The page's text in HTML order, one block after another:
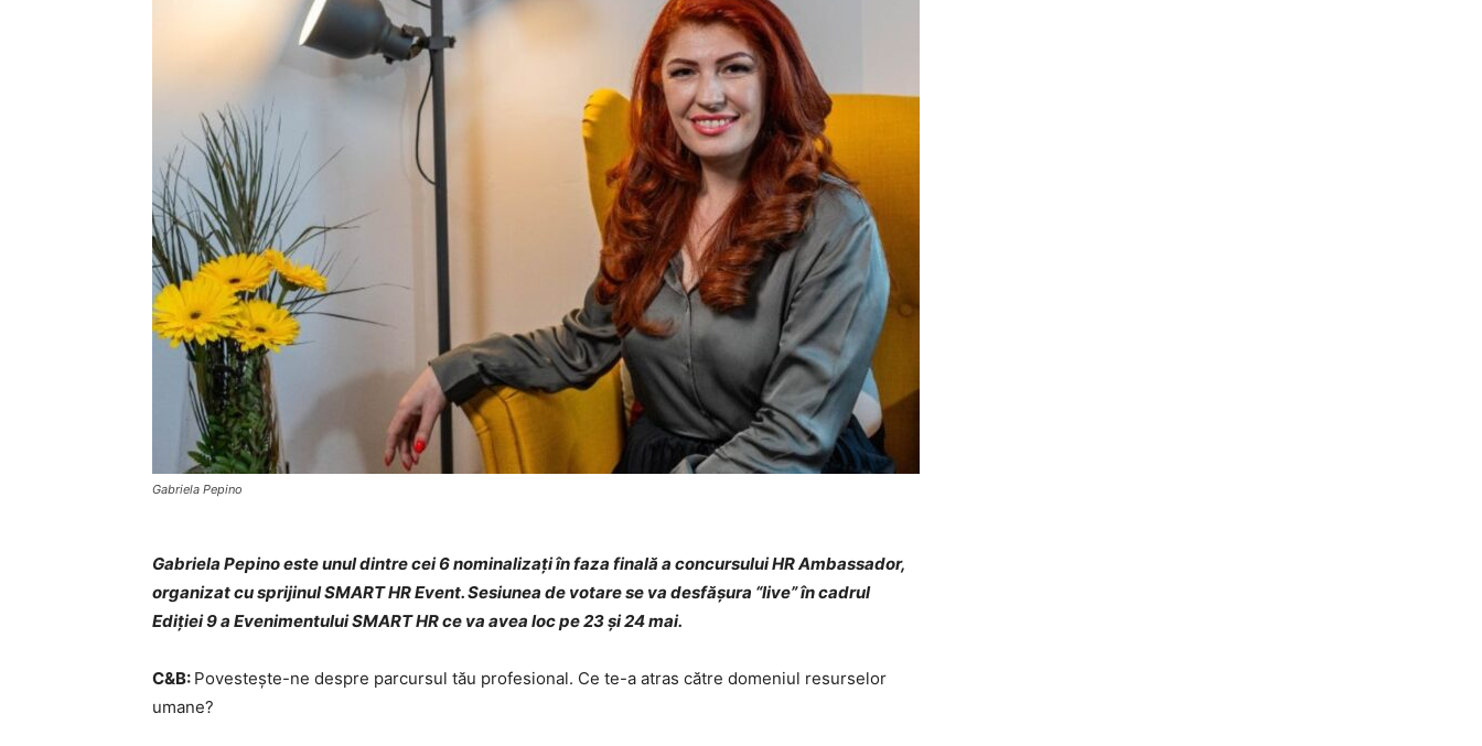
Gabriela Pepino
Gabriela Pepino este unul dintre cei 6 nominalizați în faza finală a concursului HR Ambassador,
organizat cu sprijinul SMART HR Event. Sesiunea de votare se va desfășura “live” în cadrul
Ediției 9 a Evenimentului SMART HR ce va avea loc pe 23 și 24 mai.
C&B: Povestește-ne despre parcursul tău profesional. Ce te-a atras către domeniul resurselor
umane?